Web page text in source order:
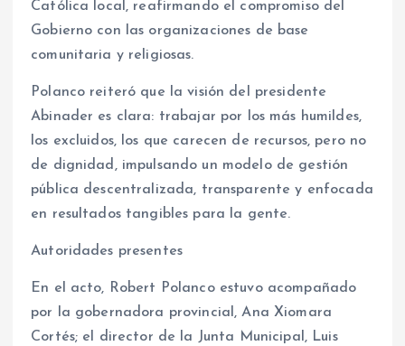
Católica local, reafirmando el compromiso del
Gobierno con las organizaciones de base
comunitaria y religiosas.
Polanco reiteró que la visión del presidente
Abinader es clara: trabajar por los más humildes,
los excluidos, los que carecen de recursos, pero no
de dignidad, impulsando un modelo de gestión
pública descentralizada, transparente y enfocada
en resultados tangibles para la gente.
Autoridades presentes
En el acto, Robert Polanco estuvo acompañado
por la gobernadora provincial, Ana Xiomara
Cortés; el director de la Junta Municipal, Luis